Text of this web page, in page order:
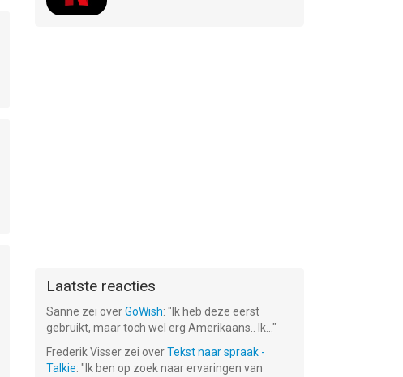
Laatste reacties
Sanne zei overGoWish: " Ik heb deze eerst
gebruikt, maar toch wel erg Amerikaans.. Ik... "
Frederik Visser zei overTekst naar spraak -
Talkie: " Ik ben op zoek naar ervaringen van